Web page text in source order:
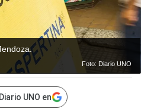
Foto: Diario UNO
UNO en